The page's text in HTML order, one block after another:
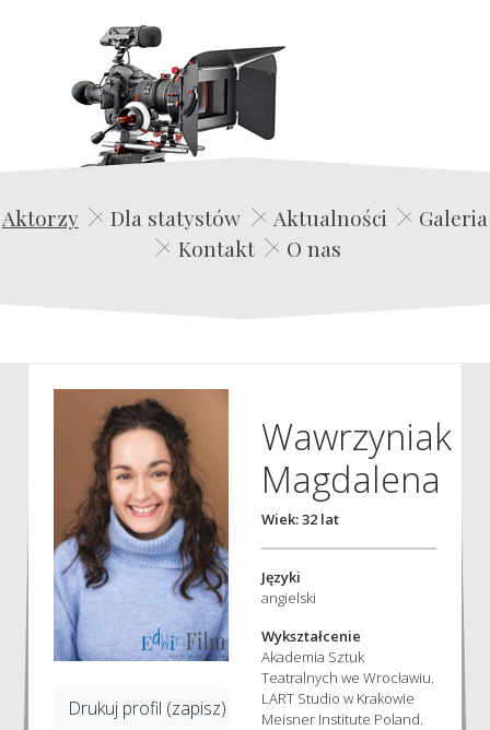
Edwin Film Agencja Aktorska
Aktorzy Dla statystów Aktualności
Galeria
Kontakt
O nas
Drukuj profil (zapisz)
Wawrzyniak
Magdalena
Wiek: 32 lat
Języki
angielski
Wykształcenie
Akademia Sztuk
Teatralnych we Wrocławiu.
LART Studio w Krakowie
Meisner Institute Poland.